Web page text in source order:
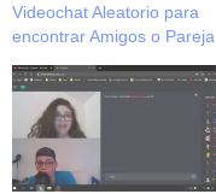
Videochat Aleatorio para
encontrar Amigos o Pareja